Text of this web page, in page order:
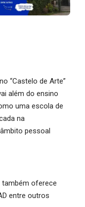
“Castelo de Arte”
além do ensino
uma escola de
na
pessoal
também oferece
entre outros